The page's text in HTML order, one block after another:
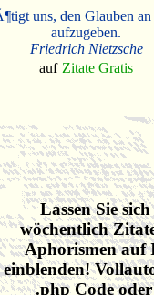
uns, den Glauben
aufzugeben.
Friedrich Nietzsche
auf Zitate Gratis
Lassen Sie
wöchentlich
Aphorismen auf
einblenden!
.php Code